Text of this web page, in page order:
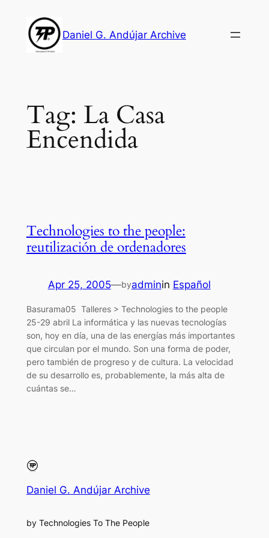
content
Daniel G. Andújar Archive
Tag: La Casa
Encendida
Technologies to the people:
reutilización de ordenadores
Apr 25, 2005—byadminin Español
Basurama05 Talleres > Technologies to the people
25-29 abril La informática y las nuevas tecnologías
son, hoy en día, una de las energías más importantes
que circulan por el mundo. Son una forma de poder,
pero también de progreso y de cultura. La velocidad
de su desarrollo es, probablemente, la más alta de
cuántas se…
Daniel G. Andújar Archive
by Technologies To The People